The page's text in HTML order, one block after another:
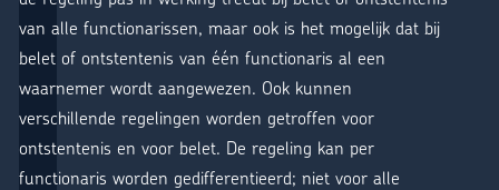
van alle functionarissen, maar ook is het mogelijk dat bij
belet of ontstentenis van één functionaris al een
waarnemer wordt aangewezen. Ook kunnen
verschillende regelingen worden getroffen voor
ontstentenis en voor belet. De regeling kan per
functionaris worden gedifferentieerd; niet voor alle